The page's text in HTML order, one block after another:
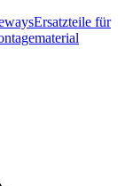
Ersatzteile für